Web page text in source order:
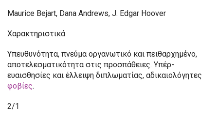
Maurice Bejart, Dana Andrews, J. Edgar Hoover
Χαρακτηριστικά
Υπευθυνότητα, πνεύμα οργανωτικό και πειθαρχημένο,
αποτελεσματικότητα στις προσπάθειες. Υπέρ-
ευαισθησίες και έλλειψη διπλωματίας, αδικαιολόγητες
φοβίες.
2/1